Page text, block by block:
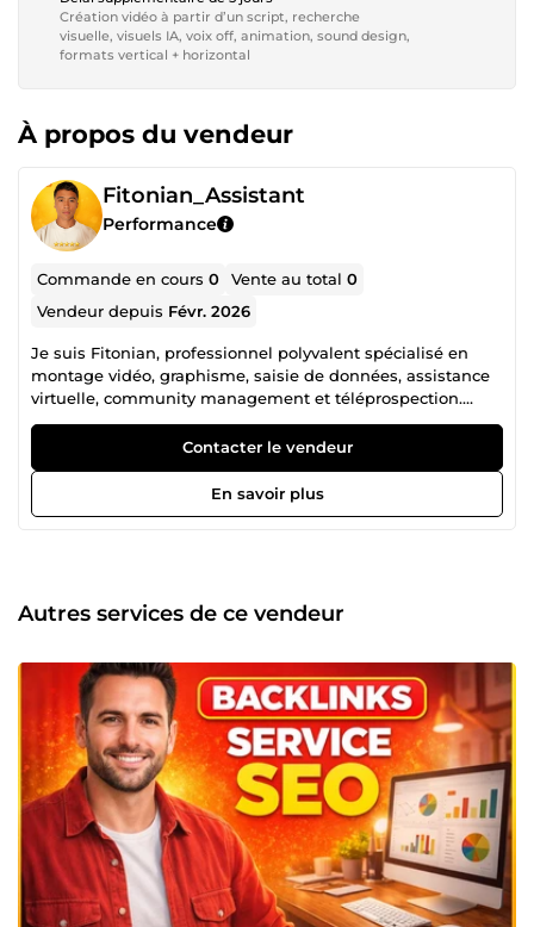
Création vidéo à partir d’un script, recherche
visuelle, visuels IA, voix off, animation, sound design,
formats vertical + horizontal
À propos du vendeur
Fitonian_Assistant
Performance
Commande en cours0 Vente au total0
Vendeur depuis Févr. 2026
Je suis Fitonian, professionnel polyvalent spécialisé en
montage vidéo, graphisme, saisie de données, assistance
virtuelle, community management et téléprospection.
J’aide les entreprises et entrepreneurs à gérer leurs tâches
administratives, créer du contenu visuel attractif et
développer leur présence en ligne. 🖥️ Saisie &amp; Gestion
Administrative ⌨️ Saisie rapide et précise 📄 Organisation
et traitement de documents 📊 Gestion de données 🎨
vidéo 🎵 Ajout d’effets, transitions et musique 📱
Optimisation pour les réseaux sociaux 🧑‍💻 Assistance
administratives à distance 📞 Prospection téléphonique et
suivi client 💬 Support et communication avec vos clients
📣 Community Management 📱 Gestion et animation des
réseaux sociaux 📈 Développement de stratégies de
contenu 💰 Tarif 👉 10 € la prestation de base ✅ Pourquoi
me choisir ? ✔️ Profil polyvalent et créatif ✔️ Travail rapide,
précis et soigné ✔️ Bonne communication ✔️ Respect des
délais 📩 Contactez-moi pour vos projets digitaux, créatifs
ou administratifs.
Contacter le vendeur
En savoir plus
Autres services de ce vendeur